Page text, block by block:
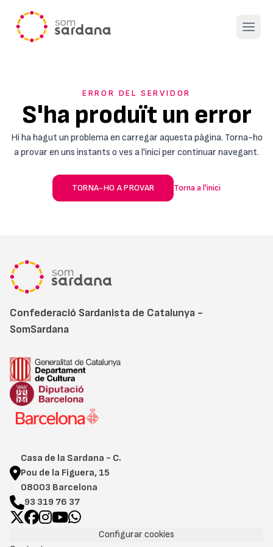
Open
ERROR DEL SERVIDOR
S'ha produït un error
Hi ha hagut un problema en carregar aquesta pàgina. Torna-ho
a provar en uns instants o ves a l'inici per continuar navegant.
TORNA-HO A PROVAR Torna a l'inici
Confederació Sardanista de Catalunya -
SomSardana
Casa de la Sardana - C.
Pou de la Figuera, 15
08003 Barcelona
93 319 76 37
Configurar cookies